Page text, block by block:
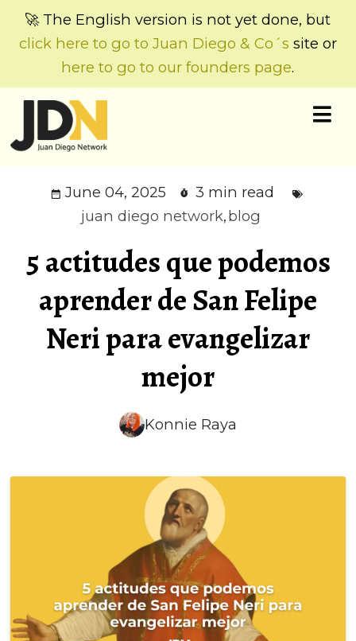
🚀 The English version is not yet done, but
click here to go to Juan Diego & Co´s site or
here to go to our founders page.
June 04, 2025
3 min read
juan diego network,blog
5 actitudes que podemos
aprender de San Felipe
Neri para evangelizar
mejor
Konnie Raya